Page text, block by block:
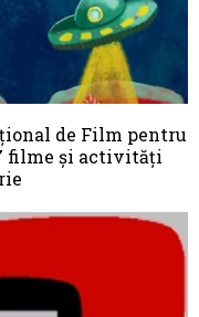
de Film pentru
filme și activități